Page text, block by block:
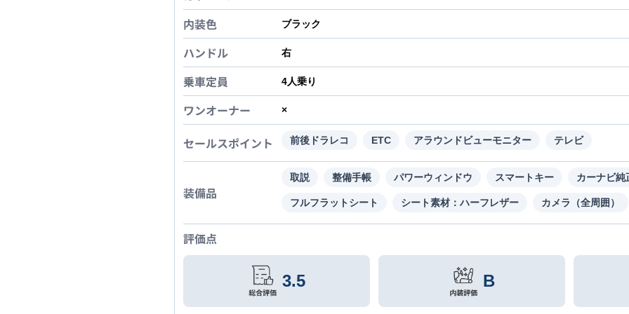
内装色 ブラック
ハンドル 右
乗車定員 4人乗り
ワンオーナー ×
セールスポイント 前後ドラレコ ETC アラウンドビューモニター テレビ
装備品
取説 整備手帳 パワーウィンドウ スマートキー カーナビ純
フルフラットシート シート素材：ハーフレザー カメラ（全周囲）
評価点
3.5 B